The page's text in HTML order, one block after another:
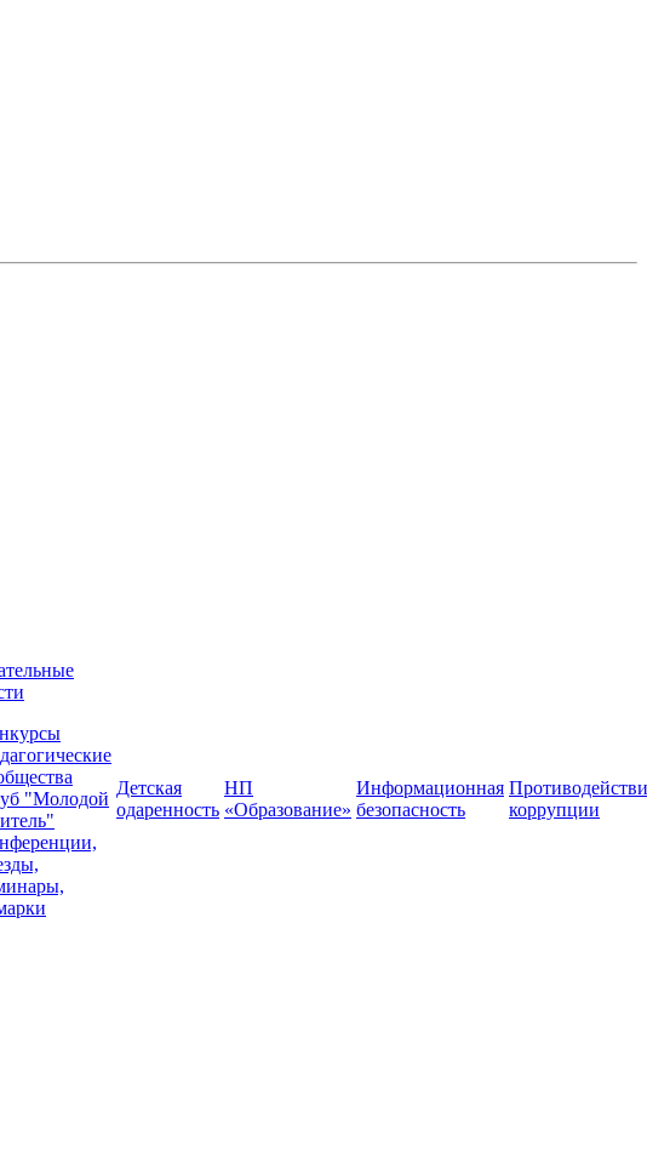
"Молодой
Детская
одаренность
НП
«Образование»
Информационная
безопасность
коррупции